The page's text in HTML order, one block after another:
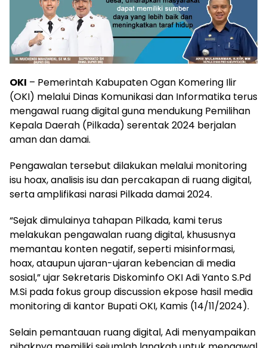
OKI – Pemerintah Kabupaten Ogan Komering Ilir
(OKI) melalui Dinas Komunikasi dan Informatika terus
mengawal ruang digital guna mendukung Pemilihan
Kepala Daerah (Pilkada) serentak 2024 berjalan
aman dan damai.
Pengawalan tersebut dilakukan melalui monitoring
isu hoax, analisis isu dan percakapan di ruang digital,
serta amplifikasi narasi Pilkada damai 2024.
“Sejak dimulainya tahapan Pilkada, kami terus
melakukan pengawalan ruang digital, khususnya
memantau konten negatif, seperti misinformasi,
hoax, ataupun ujaran-ujaran kebencian di media
sosial,” ujar Sekretaris Diskominfo OKI Adi Yanto S.Pd
M.Si pada fokus group discussion ekpose hasil media
monitoring di kantor Bupati OKI, Kamis (14/11/2024).
Selain pemantauan ruang digital, Adi menyampaikan